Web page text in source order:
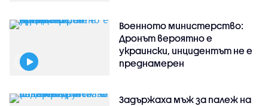
Военното министерство:
Дронът вероятно е
украински, инцидентът не е
преднамерен
Задържаха мъж за палеж на